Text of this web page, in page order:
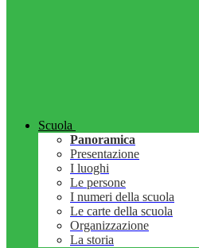
Scuola
Panoramica
Presentazione
I luoghi
Le persone
I numeri della scuola
Le carte della scuola
Organizzazione
La storia